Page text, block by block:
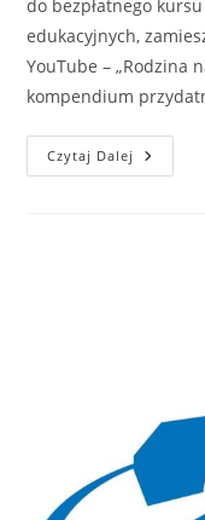
do bezpłatnego
edukacyjnych,
YouTube – „Rodzina
kompendium
Czytaj Dalej